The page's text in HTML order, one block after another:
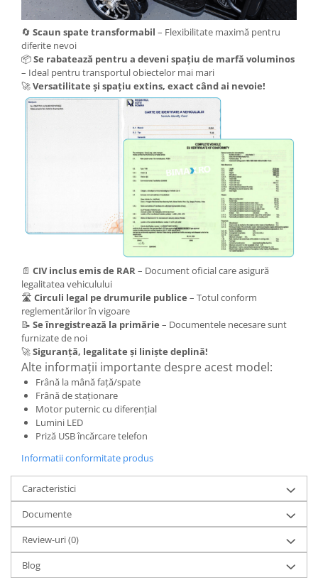
KuKirin G2 MASTER
Kukirin G2 MAX
KuKirin G2 PRO
KuKirin G3 PRO
Kukirin G4 (2025)
KuKirin S1 PRO
Scooter 4 PRO (Mi4 PRO)
Essential, M365, 1S
Scooter 4 Ultra
Piese Xiaomi Scooter 5
Piese Xiaomi Scooter Elite
Piese Xiaomi Scooter 5 PLUS
Piese Xiaomi Scooter 5 PRO
Piese Xiaomi Scooter 5 MAX
Piese Xiaomi Scooter 6 PRO
Piese Xiaomi Scooter 6 MAX
Piese Xiaomi Scooter 6
Scooter 4 Lite
Accesorii Trotinete
Piese Segway/Ninebot
ES1, ES2, ES3
Ninebot Segway ZT3 PRO
Piese de Schimb
Senzori Pedelec
Becuri
🔄 Scaun spate transformabil – Flexibilitate maximă pentru
diferite nevoi
📦Se rabatează pentru a deveni spațiu de marfă voluminos
– Ideal pentru transportul obiectelor mai mari
🚀Versatilitate și spațiu extins, exact când ai nevoie!
📄 CIV inclus emis de RAR– Document oficial care asigură
legalitatea vehiculului
🛣️ Circuli legal pe drumurile publice – Totul conform
reglementărilor în vigoare
📝 Se înregistrează la primărie – Documentele necesare sunt
furnizate de noi
🚀Siguranță, legalitate și liniște deplină!
Alte informații importante despre acest model:
Frână la mână față/spate
Frână de staționare
Motor puternic cu diferențial
Lumini LED
Priză USB încărcare telefon
Informatii conformitate produs
Caracteristici
Documente
Review-uri(0)
Blog